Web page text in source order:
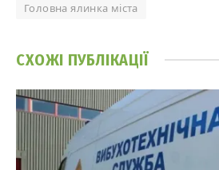
Головна ялинка міста
СХОЖІ ПУБЛІКАЦІЇ